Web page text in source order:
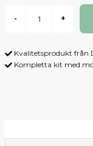
- +
Kvalitetsprodukt från
Kompletta kit med